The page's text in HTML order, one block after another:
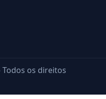
os direitos